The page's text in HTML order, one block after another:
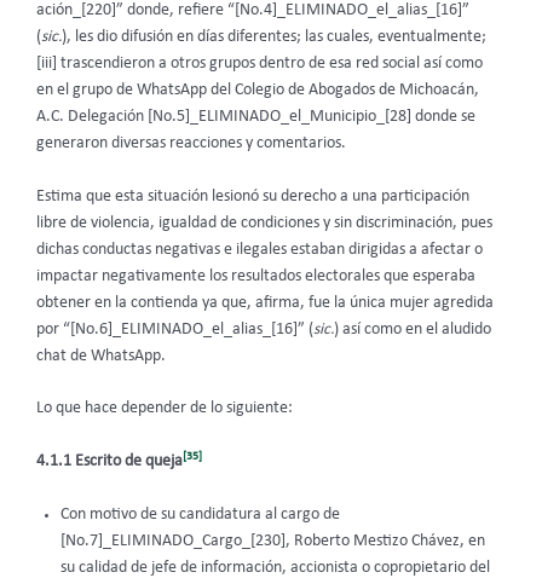
ación_[220]” donde, refiere “[No.4]_ELIMINADO_el_alias_[16]”
(sic.), les dio difusión en días diferentes; las cuales, eventualmente;
[iii] trascendieron a otros grupos dentro de esa red social así como
en el grupo de WhatsApp del Colegio de Abogados de Michoacán,
A.C. Delegación [No.5]_ELIMINADO_el_Municipio_[28] donde se
generaron diversas reacciones y comentarios.
Estima que esta situación lesionó su derecho a una participación
libre de violencia, igualdad de condiciones y sin discriminación, pues
dichas conductas negativas e ilegales estaban dirigidas a afectar o
impactar negativamente los resultados electorales que esperaba
obtener en la contienda ya que, afirma, fue la única mujer agredida
por “[No.6]_ELIMINADO_el_alias_[16]” ( sic.) así como en el aludido
chat de WhatsApp.
Lo que hace depender de lo siguiente:
4.1.1 Escrito de queja[35]
Con motivo de su candidatura al cargo de
[No.7]_ELIMINADO_Cargo_[230], Roberto Mestizo Chávez, en
su calidad de jefe de información, accionista o copropietario del